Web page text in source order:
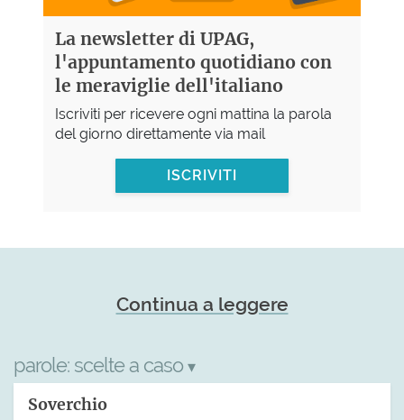
La newsletter di UPAG,
l'appuntamento quotidiano con
le meraviglie dell'italiano
Iscriviti per ricevere ogni mattina la parola
del giorno direttamente via mail
ISCRIVITI
Continua a leggere
parole: scelte a caso ▾
Soverchio